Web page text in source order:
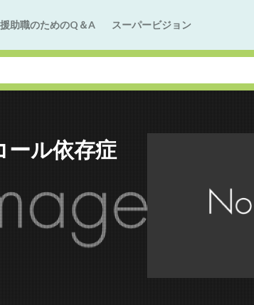
援助職のためのQ＆A スーパービジョン
ル依存症